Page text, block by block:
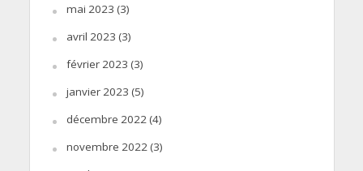
mai 2023 (3)
avril 2023 (3)
février 2023 (3)
janvier 2023 (5)
décembre 2022 (4)
novembre 2022 (3)